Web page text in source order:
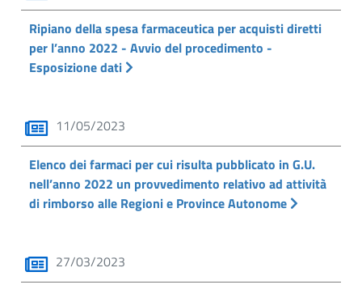
Ripiano della spesa farmaceutica per acquisti diretti
per l’anno 2022 - Avvio del procedimento -
Esposizione dati
11/05/2023
Elenco dei farmaci per cui risulta pubblicato in G.U.
nell’anno 2022 un provvedimento relativo ad attività
di rimborso alle Regioni e Province Autonome
27/03/2023